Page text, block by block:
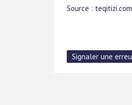
Source : teqitizi.com